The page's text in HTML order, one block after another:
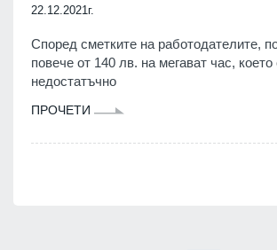
22.12.2021г.
Според сметките на работодателите,
повече от 140 лв. на мегават час, което
недостатъчно
ПРОЧЕТИ